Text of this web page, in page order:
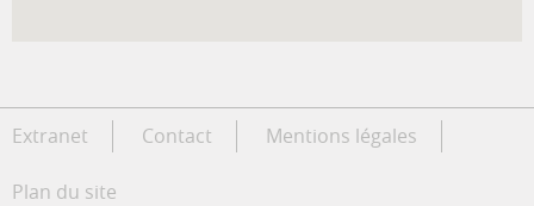
Extranet Contact Mentions légales
Plan du site